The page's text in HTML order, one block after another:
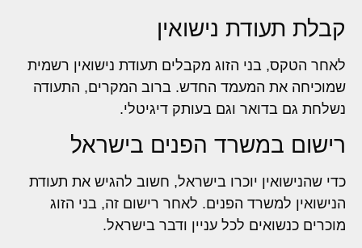
קבלת תעודת נישואין
לאחר הטקס, בני הזוג מקבלים תעודת נישואין רשמית
שמוכיחה את המעמד החדש. ברוב המקרים, התעודה
נשלחת גם בדואר וגם בעותק דיגיטלי.
רישום במשרד הפנים בישראל
כדי שהנישואין יוכרו בישראל, חשוב להגיש את תעודת
הנישואין למשרד הפנים. לאחר רישום זה, בני הזוג
מוכרים כנשואים לכל עניין ודבר בישראל.